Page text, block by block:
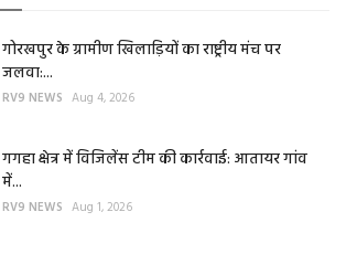
गोरखपुर के ग्रामीण खिलाड़ियों का राष्ट्रीय मंच पर
जलवा:...
RV9 NEWS Aug 4, 2026
गगहा क्षेत्र में विजिलेंस टीम की कार्रवाई: आतायर गांव
में...
RV9 NEWS Aug 1, 2026